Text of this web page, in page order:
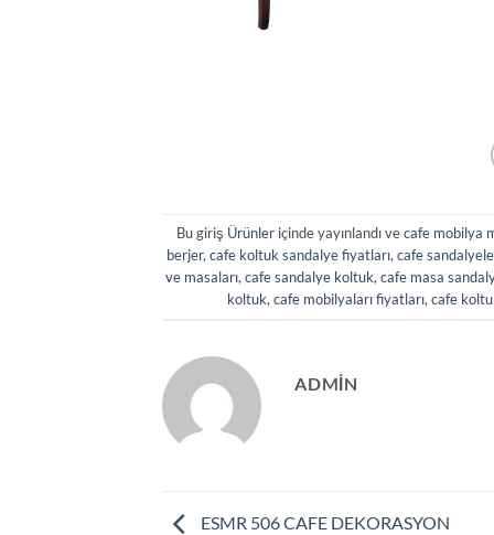
Bu giriş Ürünler içinde yayınlandı vecafe mobilya
berjer,cafe koltuk sandalye fiyatları,cafe
ve masaları,cafe sandalye koltuk,cafe masa
koltuk,cafe mobilyaları fiyatları,cafe
ADMIN
ESMR 506 CAFE DEKORASYON